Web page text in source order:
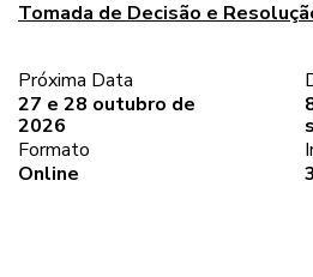
Tomada de Decisão e
Próxima Data
27 e 28 outubro de
2026
Formato
Online